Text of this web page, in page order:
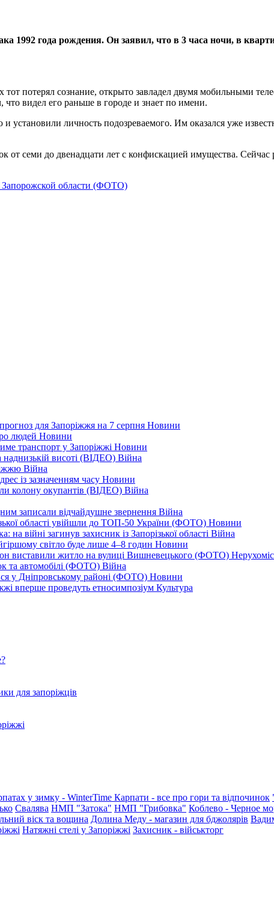
1992 года рождения. Он заявил, что в 3 часа ночи, в
потерял сознание, открыто завладел двумя мобильными
видел его раньше в городе и знает по имени.
личность подозреваемого. Им оказался уже
от семи до двенадцати лет с конфискацией имущества.
Запорожской области (ФОТО)
для Запоріжжя на 7 серпня Новини
людей Новини
транспорт у Запоріжжі Новини
висоті (ВІДЕО) Війна
Війна
із зазначенням часу Новини
колону окупантів (ВІДЕО) Війна
записали відчайдушне звернення Війна
області увійшли до ТОП-50 України (ФОТО) Новини
війні загинув захисник із Запорізької області Війна
світло буде лише 4–8 годин Новини
виставили житло на вулиці Вишневецького (ФОТО)
та автомобілі (ФОТО) Війна
у Дніпровському районі (ФОТО) Новини
вперше проведуть етносимпозіум Культура
для запоріжців
у зимку - WinterTime Карпати - все про гори та відпочинок
Свалява НМП "Затока" НМП "Грибовка" Коблево - Черное
віск та вощина Долина Меду - магазин для бджолярів
Натяжні стелі у Запоріжжі Захисник - військторг